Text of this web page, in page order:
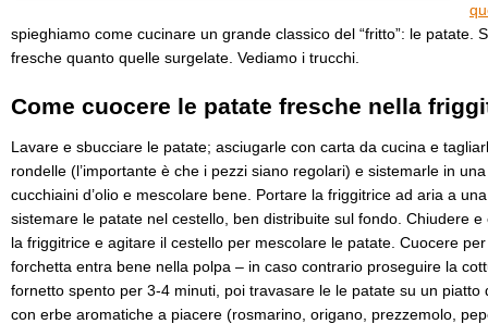
spieghiamo come cucinare un grande classico del “fritto”: le patate.
fresche quanto quelle surgelate. Vediamo i trucchi.
Come cuocere le patate fresche nella
Lavare e sbucciare le patate; asciugarle con carta da cucina e
rondelle (l’importante è che i pezzi siano regolari) e sistemarle in
cucchiaini d’olio e mescolare bene. Portare la friggitrice ad aria a
sistemare le patate nel cestello, ben distribuite sul fondo. Chiudere
la friggitrice e agitare il cestello per mescolare le patate. Cuocere
forchetta entra bene nella polpa – in caso contrario proseguire la
fornetto spento per 3-4 minuti, poi travasare le le patate su un
con erbe aromatiche a piacere (rosmarino, origano, prezzemolo,